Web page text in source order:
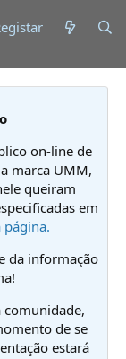
on-line de
marca UMM,
queiram
em
página.
da informação
comunidade,
de se
estará